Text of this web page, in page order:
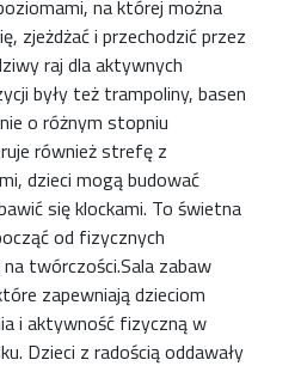
na której można
zjeżdżać i przechodzić przez
raj dla aktywnych
były też trampoliny, basen
o różnym stopniu
również strefę z
dzieci mogą budować
się klockami. To świetna
od fizycznych
twórczości.Sala zabaw
zapewniają dzieciom
i aktywność fizyczną w
Dzieci z radością oddawały